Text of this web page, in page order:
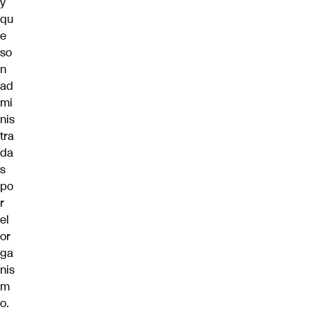
qu
e
so
n
ad
mi
nis
tra
da
s
po
r
el
or
ga
nis
m
o.